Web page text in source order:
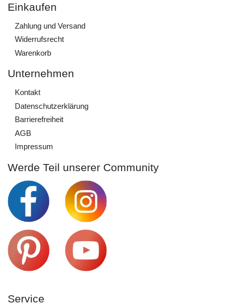
Einkaufen
Zahlung und Versand
Widerrufs­recht
Warenkorb
Unternehmen
Kontakt
Daten­schutz­erklärung
Barrierefreiheit
AGB
Impressum
Werde Teil unserer Community
Service